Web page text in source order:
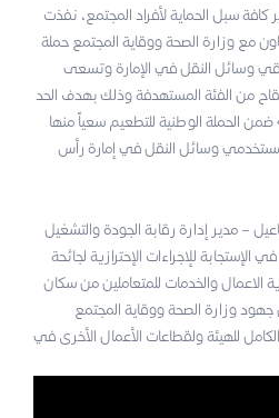
سبل الحماية لأفراد المجتمع، نفذت
مع وزارة الصحة ووقاية المجتمع حملة
«كوفيد-19» لسائقي وسائل النقل في الإمارة وتسعى
من الفئة المستهدفة وذلك بهدف الحد
فيروس «كوفيد-19» ضمن الحملة الوطنية للتطعيم سعياً منها
وسائل النقل في إمارة رأس
– مدير إدارة رقابة الجودة والتشغيل
للإجراءات الإحترازية لجائحة
الاعمال والخدمات للمتعاملين من سكان
جهود وزارة الصحة ووقاية المجتمع
للهيئة ولقطاعات الأعمال الأخرى في